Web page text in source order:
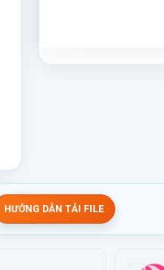
HƯỚNG DẪN TẢI FILE